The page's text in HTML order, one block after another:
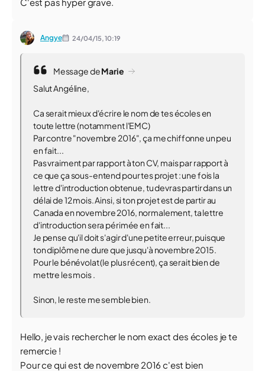
Angye 24/04/15,10:19
Message deMarie
Salut Angéline,
Ca serait mieux d'écrire le nom de tes écoles en
toute lettre (notamment l'EMC)
Par contre "novembre 2016", ça me chiffonne un peu
en fait...
Pas vraiment par rapport à ton CV, mais par rapport à
ce que ça sous-entend pour tes projet : une fois la
lettre d'introduction obtenue, tu devras partir dans un
délai de 12 mois. Ainsi, si ton projet est de partir au
Canada en novembre 2016, normalement, ta lettre
d'introduction sera périmée en fait...
Je pense qu'il doit s'agir d'une petite erreur, puisque
ton diplôme ne dure que jusqu'à novembre 2015.
Pour le bénévolat (le plus récent), ça serait bien de
mettre les mois .
Sinon, le reste me semble bien.
Hello, je vais rechercher le nom exact des écoles je te
remercie !
Pour ce qui est de novembre 2016 c'est bien